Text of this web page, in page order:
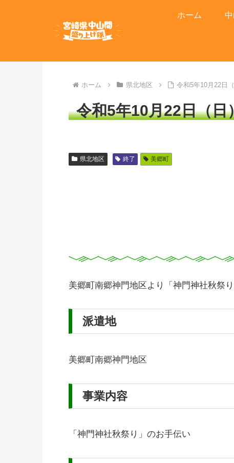
ホーム
ホーム 県北地区 令和5年10月22日
令和5年10月22日（日
県北地区 終了 美郷町
美郷町南郷神門地区より「神門神社秋祭
派遣地
美郷町南郷神門地区
事業内容
「神門神社秋祭り」のお手伝い